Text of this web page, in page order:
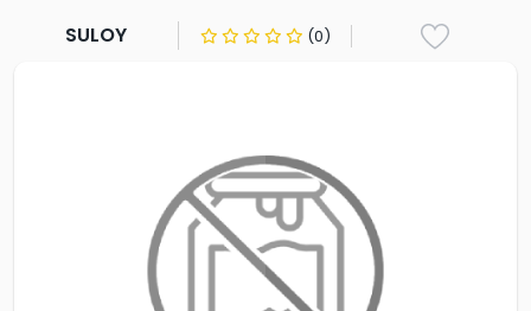
SULOY (0)